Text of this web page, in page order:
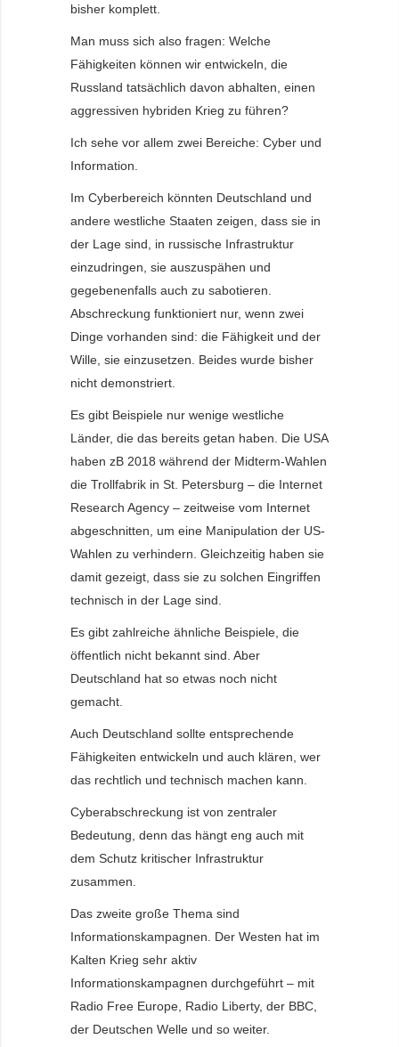
bisher komplett.
Man muss sich also fragen: Welche
Fähigkeiten können wir entwickeln, die
Russland tatsächlich davon abhalten, einen
aggressiven hybriden Krieg zu führen?
Ich sehe vor allem zwei Bereiche: Cyber und
Information.
Im Cyberbereich könnten Deutschland und
andere westliche Staaten zeigen, dass sie in
der Lage sind, in russische Infrastruktur
einzudringen, sie auszuspähen und
gegebenenfalls auch zu sabotieren.
Abschreckung funktioniert nur, wenn zwei
Dinge vorhanden sind: die Fähigkeit und der
Wille, sie einzusetzen. Beides wurde bisher
nicht demonstriert.
Es gibt Beispiele nur wenige westliche
Länder, die das bereits getan haben. Die USA
haben zB 2018 während der Midterm-Wahlen
die Trollfabrik in St. Petersburg – die Internet
Research Agency – zeitweise vom Internet
abgeschnitten, um eine Manipulation der US-
Wahlen zu verhindern. Gleichzeitig haben sie
damit gezeigt, dass sie zu solchen Eingriffen
technisch in der Lage sind.
Es gibt zahlreiche ähnliche Beispiele, die
öffentlich nicht bekannt sind. Aber
Deutschland hat so etwas noch nicht
gemacht.
Auch Deutschland sollte entsprechende
Fähigkeiten entwickeln und auch klären, wer
das rechtlich und technisch machen kann.
Cyberabschreckung ist von zentraler
Bedeutung, denn das hängt eng auch mit
dem Schutz kritischer Infrastruktur
zusammen.
Das zweite große Thema sind
Informationskampagnen. Der Westen hat im
Kalten Krieg sehr aktiv
Informationskampagnen durchgeführt – mit
Radio Free Europe, Radio Liberty, der BBC,
der Deutschen Welle und so weiter.